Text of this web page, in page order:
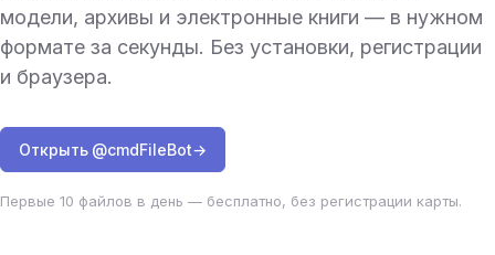
модели, архивы и электронные книги — в нужном
формате за секунды. Без установки, регистрации
и браузера.
Открыть @cmdFileBot→
Первые 10 файлов в день — бесплатно, без регистрации карты.